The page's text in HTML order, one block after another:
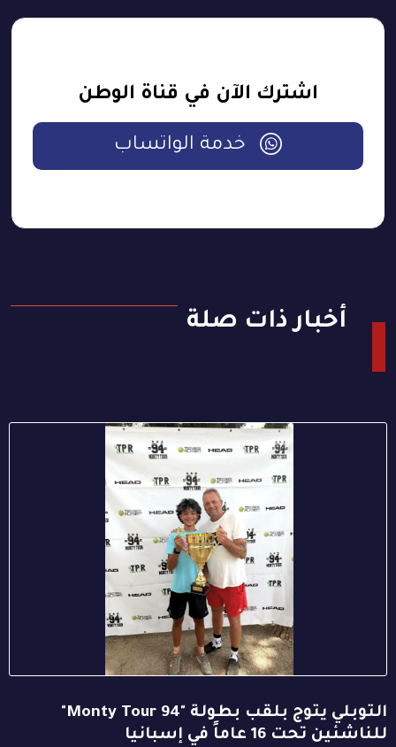
اشترك الآن في قناة الوطن
خدمة الواتساب
أخبار ذات صلة
التوبلي يتوج بلقب بطولة "94 Monty Tour"
للناشئين تحت 16 عاماً في إسبانيا